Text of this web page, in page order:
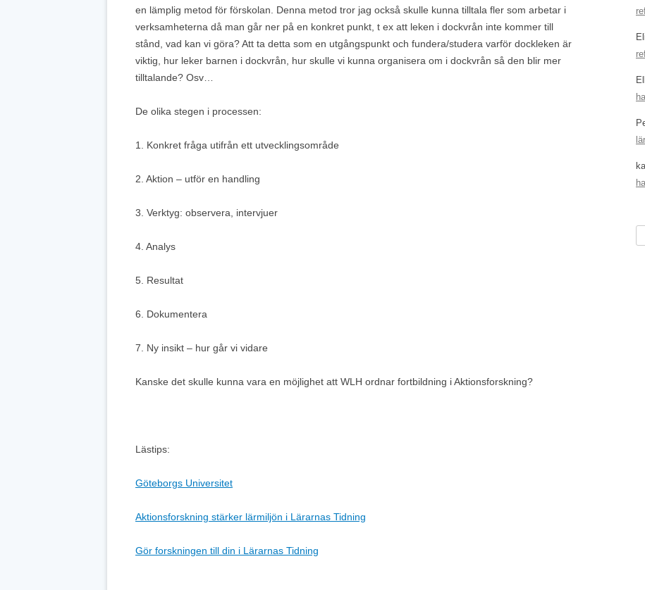
en lämplig metod för förskolan. Denna metod tror jag också skulle kunna tilltala fler som arbetar i
verksamheterna då man går ner på en konkret punkt, t ex att leken i dockvrån inte kommer till
stånd, vad kan vi göra? Att ta detta som en utgångspunkt och fundera/studera varför dockleken är
viktig, hur leker barnen i dockvrån, hur skulle vi kunna organisera om i dockvrån så den blir mer
tilltalande? Osv…
De olika stegen i processen:
1. Konkret fråga utifrån ett utvecklingsområde
2. Aktion – utför en handling
3. Verktyg: observera, intervjuer
4. Analys
5. Resultat
6. Dokumentera
7. Ny insikt – hur går vi vidare
Kanske det skulle kunna vara en möjlighet att WLH ordnar fortbildning i Aktionsforskning?
Lästips:
Göteborgs Universitet
Aktionsforskning stärker lärmiljön i Lärarnas Tidning
Gör forskningen till din i Lärarnas Tidning